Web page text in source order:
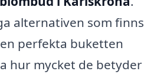
alternativen som finns
perfekta buketten
hur mycket de betyder